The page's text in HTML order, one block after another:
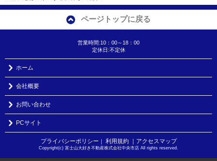
ページトップに戻る
営業時間:10：00～18：00
定休日:不定休
ホーム
会社概要
お問い合わせ
PCサイト
プライバシーポリシー ｜ 利用規約 ｜アクセスマップ
Copyright(c) 富士山大好き不動産株式会社中央市店 All rights reserved.